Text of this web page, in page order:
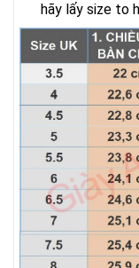
hãy lấy size to